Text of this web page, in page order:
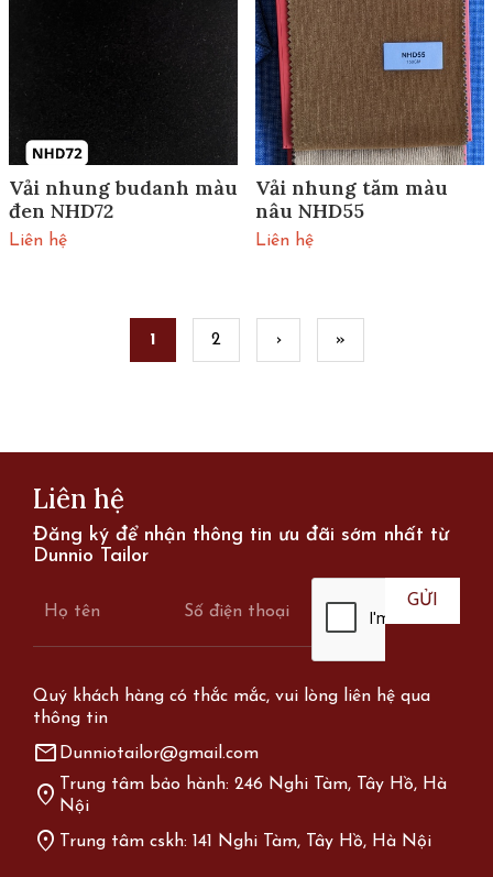
Vải nhung budanh màu
đen NHD72
Liên hệ
Vải nhung tăm màu
nâu NHD55
Liên hệ
1 2 › »
Liên hệ
Đăng ký để nhận thông tin ưu đãi sớm nhất từ
Dunnio Tailor
Quý khách hàng có thắc mắc, vui lòng liên hệ qua
thông tin
mail Dunniotailor@gmail.com
location_on Trung tâm bảo hành: 246 Nghi Tàm, Tây Hồ, Hà
Nội
location_on Trung tâm cskh: 141 Nghi Tàm, Tây Hồ, Hà Nội